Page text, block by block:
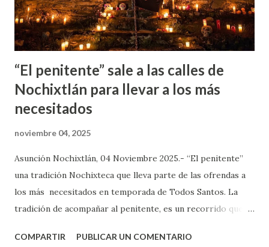
mascaritas se distinguía porque eran generalmente de la c...
“El penitente” sale a las calles de
Nochixtlán para llevar a los más
necesitados
noviembre 04, 2025
Asunción Nochixtlán, 04 Noviembre 2025.- “El penitente”
una tradición Nochixteca que lleva parte de las ofrendas a
los más necesitados en temporada de Todos Santos. La
tradición de acompañar al penitente, es un recorrido que
recorre los 4 barrios de Nochixtlán, en busca de lo que
COMPARTIR
PUBLICAR UN COMENTARIO